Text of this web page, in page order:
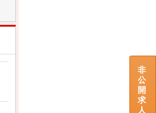
非
公
開
求
人